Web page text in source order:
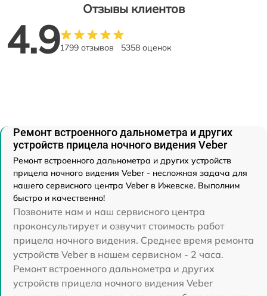
Отзывы клиентов
4.91799 отзывов 5358 оценок
Ремонт встроенного дальнометра и других
устройств прицела ночного видения Veber
Ремонт встроенного дальнометра и других устройств
прицела ночного видения Veber - несложная задача для
нашего сервисного центра Veber в Ижевске. Выполним
быстро и качественно!
Позвоните нам и наш сервисного центра
проконсультирует и озвучит стоимость работ
прицела ночного видения. Среднее время ремонта
устройств Veber в нашем сервисном - 2 часа.
Ремонт встроенного дальнометра и других
устройств прицела ночного видения Veber